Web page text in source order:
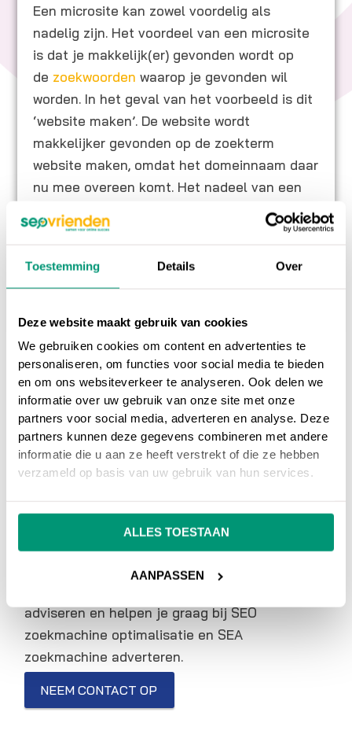
Toestemming Details Over
Deze website maakt gebruik van cookies
We gebruiken cookies om content en advertenties te
personaliseren, om functies voor social media te bieden
en om ons websiteverkeer te analyseren. Ook delen we
informatie over uw gebruik van onze site met onze
partners voor social media, adverteren en analyse. Deze
partners kunnen deze gegevens combineren met andere
informatie die u aan ze heeft verstrekt of die ze hebben
verzameld op basis van uw gebruik van hun services.
ALLES TOESTAAN
AANPASSEN
Op onsonline marketing blogvind je
interessante artikelen over online marketing, of
ga terug naar onsonline marketing
woordenboek.
gerust contact met ons op.
Wil je meer weten over online marketing om je
adviseren en helpen je graag bij SEO
zoekmachine optimalisatie en SEA
zoekmachine adverteren.
NEEM CONTACT OP
Een microsite kan zowel voordelig als
nadelig zijn. Het voordeel van een microsite
is dat je makkelijk(er) gevonden wordt op
de zoekwoorden waarop je gevonden wil
worden. In het geval van het voorbeeld is dit
‘website maken’. De website wordt
makkelijker gevonden op de zoekterm
website maken, omdat het domeinnaam daar
nu mee overeen komt. Het nadeel van een
microsite is dat het veel tijd en geld kost. Er
moeten nieuwe licenties aangeschaft
veel tijd in het optimaliseren van je nieuwe